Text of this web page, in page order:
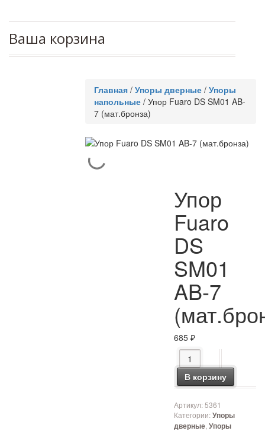
Ваша корзина
Главная / Упоры дверные / Упоры
напольные / Упор Fuaro DS SM01 AB-
7 (мат.бронза)
Упор
Fuaro
DS
SM01
AB-7
685₽
Количество товара
В корзину
Артикул:5361
Категории:Упоры
дверные,Упоры